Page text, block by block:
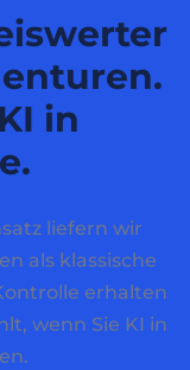
in
liefern wir
als klassische
erhalten
wenn Sie KI in